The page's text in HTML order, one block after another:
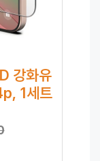
강화유
1세트